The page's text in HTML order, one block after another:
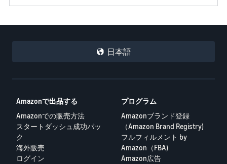
日本語
Amazonで出品する
Amazonでの販売方法
スタートダッシュ成功パッ
ク
海外販売
ログイン
プログラム
Amazonブランド登録
（Amazon Brand Registry)
フルフィルメント by
Amazon（FBA)
Amazon広告